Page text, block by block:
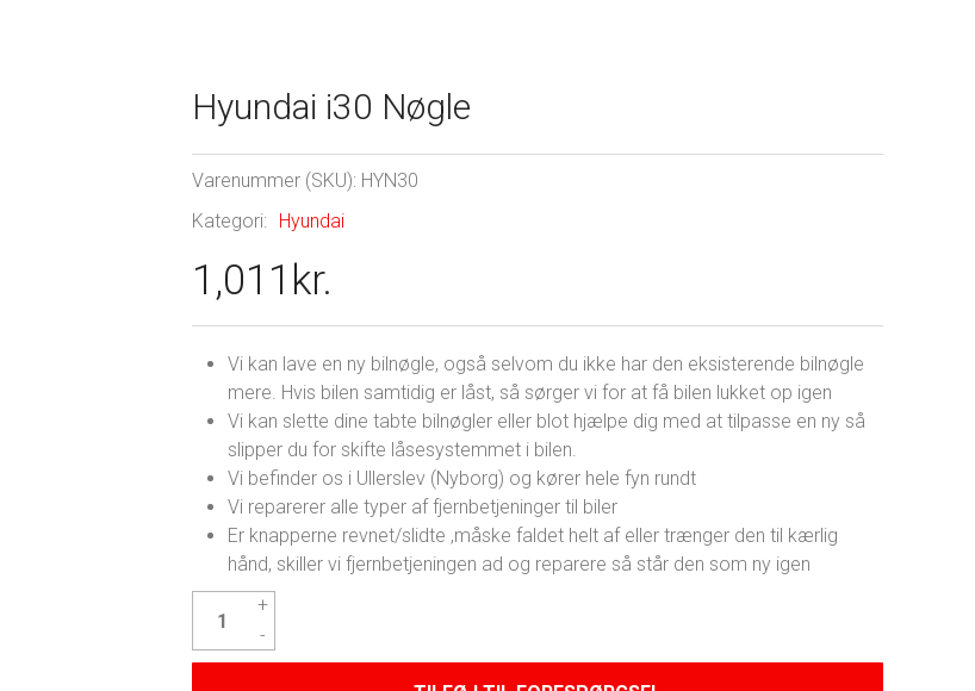
Hyundai i30 Nøgle
Varenummer (SKU): HYN30
Kategori:
Hyundai
1,011 kr.
Vi kan lave en ny bilnøgle, også selvom du ikke har den eksisterende bilnøgle
mere. Hvis bilen samtidig er låst, så sørger vi for at få bilen lukket op igen
Vi kan slette dine tabte bilnøgler eller blot hjælpe dig med at tilpasse en ny så
slipper du for skifte låsesystemmet i bilen.
Vi befinder os i Ullerslev (Nyborg) og kører hele fyn rundt
Vi reparerer alle typer af fjernbetjeninger til biler
Er knapperne revnet/slidte ,måske faldet helt af eller trænger den til kærlig
hånd, skiller vi fjernbetjeningen ad og reparere så står den som ny igen
Hyundai
Nøgle